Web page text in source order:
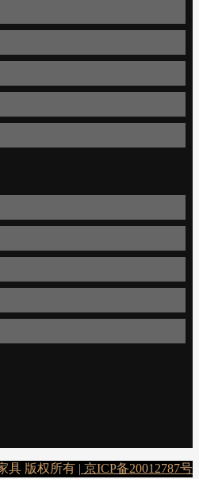
具 版权所有 | 京ICP备20012787号